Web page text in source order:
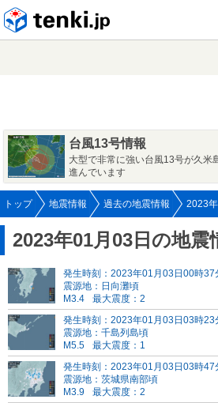
台風13号情報
大型で非常に強い台風13号が久米
進んでいます
トップ 地震情報 過去の地震情報 2023
2023年01月03日の地震
発生時刻：2023年01月03日00時37
震源地：日向灘頃
M3.4
最大震度：2
発生時刻：2023年01月03日03時23
震源地：千島列島頃
M5.5
最大震度：1
発生時刻：2023年01月03日03時47
震源地：茨城県南部頃
M3.9
最大震度：2